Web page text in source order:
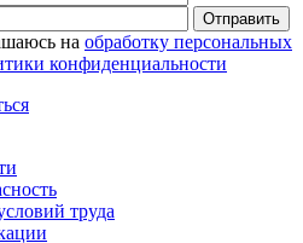
Отправить
на обработку персональных
конфиденциальности
труда